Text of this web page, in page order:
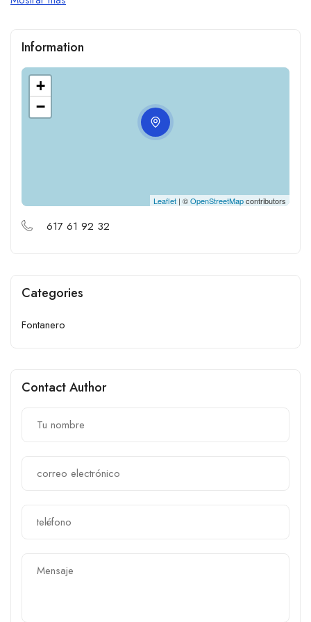
Information
+
−
Leaflet | ©OpenStreetMapcontributors
617 61 92 32
Categories
Fontanero
Contact Author